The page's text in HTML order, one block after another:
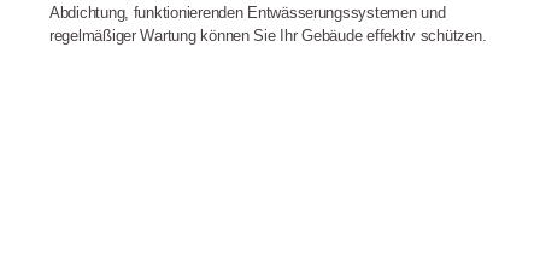
Abdichtung, funktionierenden Entwässerungssystemen und
regelmäßiger Wartung können Sie Ihr Gebäude effektiv schützen.